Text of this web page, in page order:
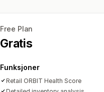
Free Plan
Gratis
Funksjoner
Retail ORBIT Health Score